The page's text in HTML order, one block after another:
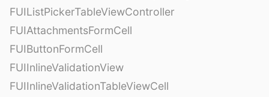
FUIListPickerTableViewController
FUIAttachmentsFormCell
FUIButtonFormCell
FUIInlineValidationView
FUIInlineValidationTableViewCell